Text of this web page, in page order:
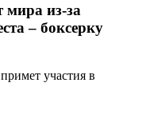
мира из-за
– боксерку
участия в